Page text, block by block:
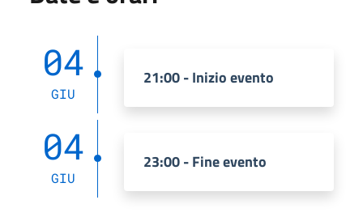
04
GIU
21:00 - Inizio evento
04
GIU
23:00 - Fine evento